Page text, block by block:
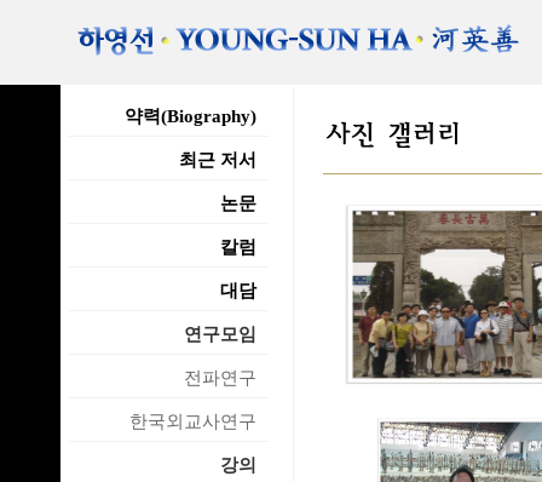
약력(Biography)
최근 저서
논문
칼럼
대담
연구모임
전파연구
한국외교사연구
강의